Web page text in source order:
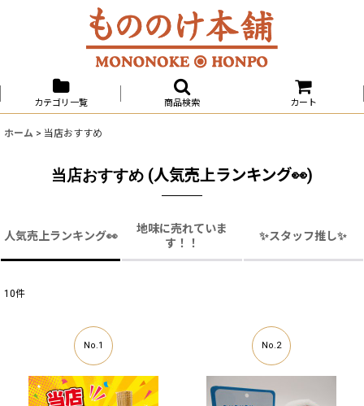
カテゴリ一覧 商品検索 カート
ホーム > 当店おすすめ
当店おすすめ (人気売上ランキング👀)
人気売上ランキング👀
地味に売れていま
す！！
✨スタッフ推し✨
10件
No.1 No.2